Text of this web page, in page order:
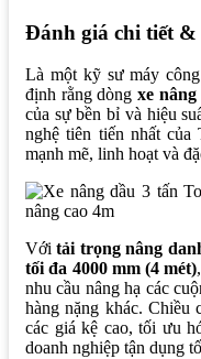
Đánh giá chi tiết &
Là một kỹ sư máy
định rằng dòngxe
của sự bền bỉ và hiệu
nghệ tiên tiến nhất của
mạnh mẽ, linh hoạt và
Vớitải trọng nâng
tối đa 4000 mm (4 mét)
nhu cầu nâng hạ các
hàng nặng khác. Chiều
các giá kệ cao, tối ưu
doanh nghiệp tận dụng